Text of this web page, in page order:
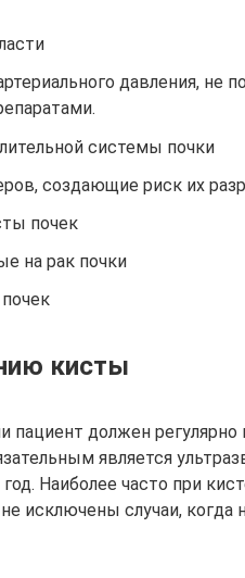
давления, не
системы почки
создающие риск их
почек
на рак почки
кисты
пациент должен
является
Наиболее часто при
исключены случаи, когда